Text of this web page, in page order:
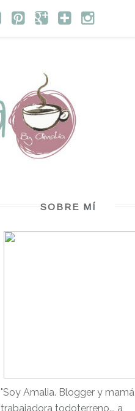
SOBRE MÍ
"Soy Amalia. Blogger y mamá
trabajadora todoterreno... a